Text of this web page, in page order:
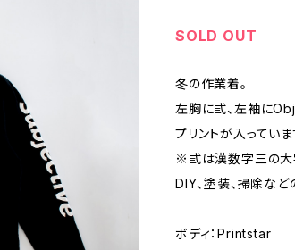
SOLD OUT
冬の作業着。
左胸に弎、左袖に
プリントが入っていま
※弎は漢数字三の大
DIY、塗装、掃除など
ボディ：Printstar